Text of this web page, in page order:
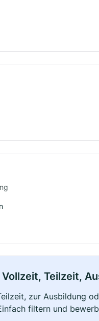
Teilzeit,
zur Ausbildung
filtern und